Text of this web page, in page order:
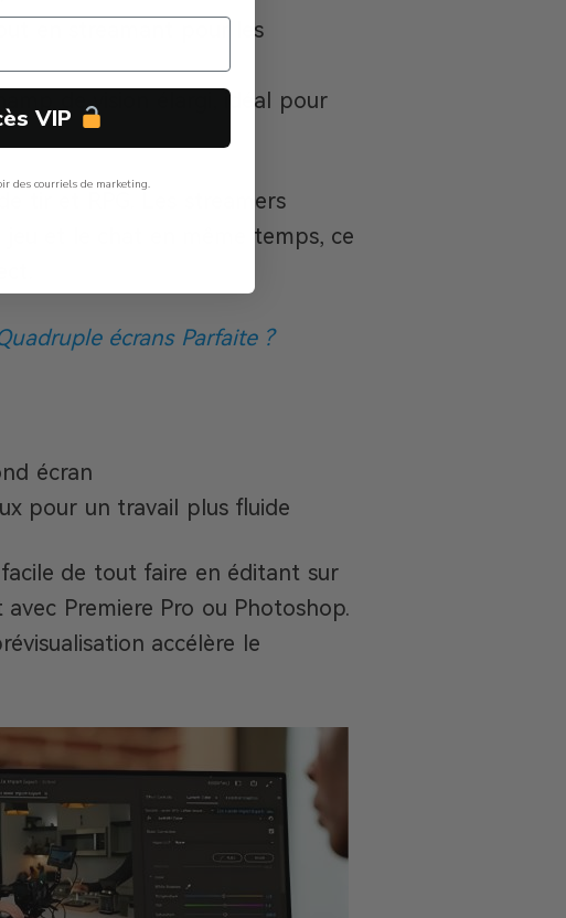
en streamant pour les
de vision élargi, idéal pour
tir et RPG. Les streamers
et le chat en même temps, ce
écrans Parfaite ?
écran
pour un travail plus fluide
de tout faire en éditant sur
avec Premiere Pro ou Photoshop.
accélère le
VIP
des courriels de marketing.